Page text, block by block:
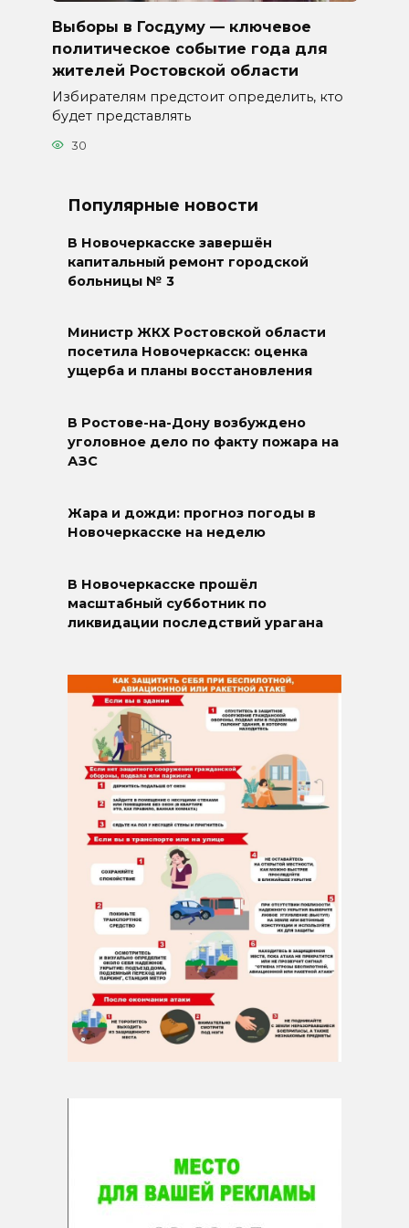
Выборы в Госдуму — ключевое
политическое событие года для
жителей Ростовской области
Избирателям предстоит определить, кто
будет представлять
30
Популярные новости
В Новочеркасске завершён
капитальный ремонт городской
больницы № 3
Министр ЖКХ Ростовской области
посетила Новочеркасск: оценка
ущерба и планы восстановления
В Ростове-на-Дону возбуждено
уголовное дело по факту пожара на
АЗС
Жара и дожди: прогноз погоды в
Новочеркасске на неделю
В Новочеркасске прошёл
масштабный субботник по
ликвидации последствий урагана